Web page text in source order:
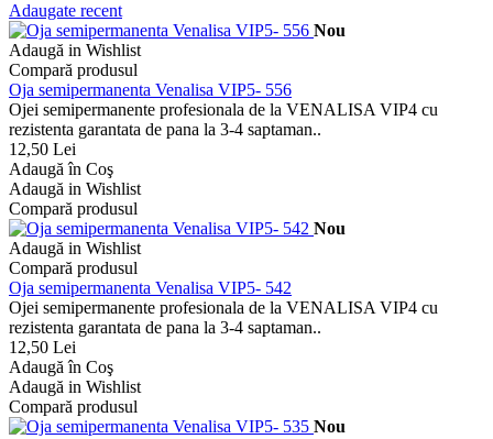
Adaugate recent
Nou
Adaugă in Wishlist
Compară produsul
Oja semipermanenta Venalisa VIP5- 556
Ojei semipermanente profesionala de la VENALISA VIP4 cu
rezistenta garantata de pana la 3-4 saptaman..
12,50 Lei
Adaugă în Coş
Adaugă in Wishlist
Compară produsul
Nou
Adaugă in Wishlist
Compară produsul
Oja semipermanenta Venalisa VIP5- 542
Ojei semipermanente profesionala de la VENALISA VIP4 cu
rezistenta garantata de pana la 3-4 saptaman..
12,50 Lei
Adaugă în Coş
Adaugă in Wishlist
Compară produsul
Nou